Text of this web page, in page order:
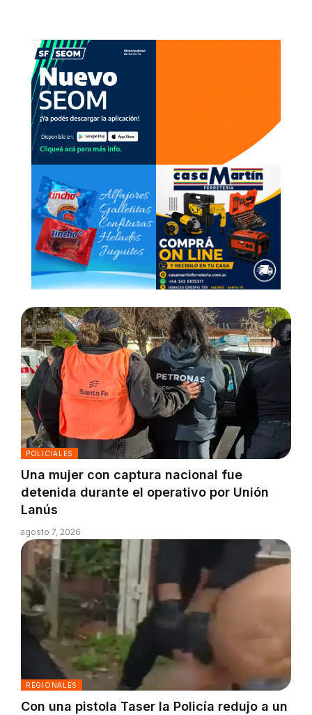
POLICIALES
Una mujer con captura nacional fue
detenida durante el operativo por Unión
Lanús
agosto 7, 2026
REGIONALES
Con una pistola Taser la Policía redujo a un